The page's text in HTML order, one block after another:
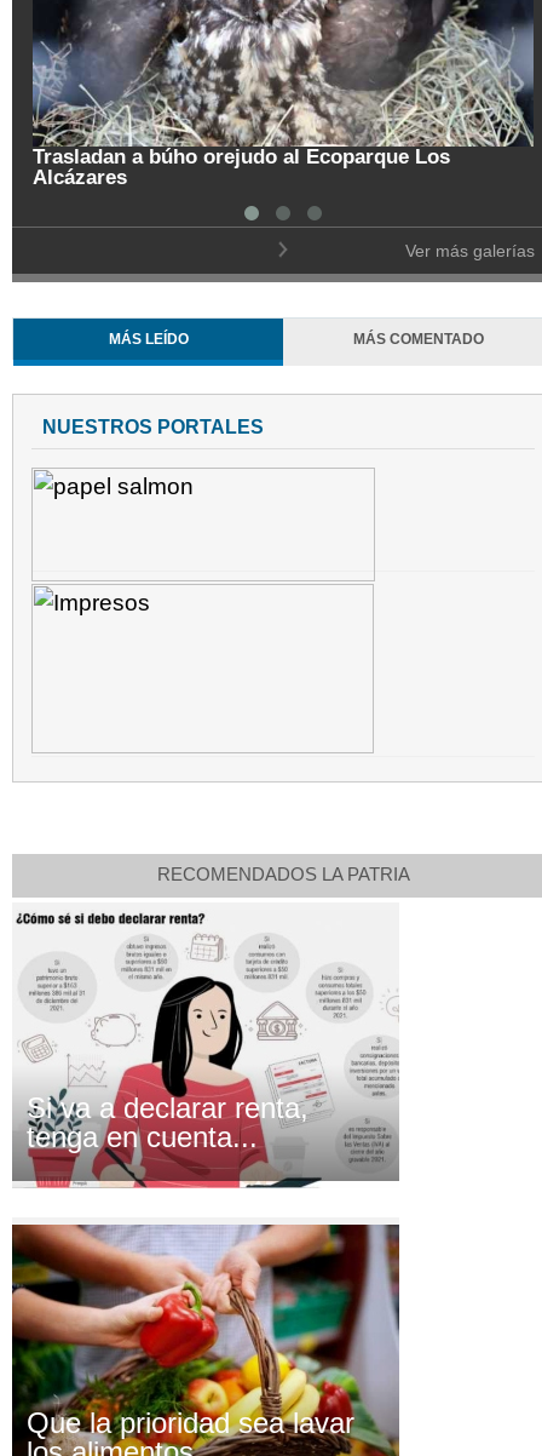
Trasladan a búho orejudo al Ecoparque Los
Alcázares
Ver más galerías
MÁS LEÍDO MÁS COMENTADO
NUESTROS PORTALES
RECOMENDADOS LA PATRIA
Si va a declarar renta,
tenga en cuenta...
Que la prioridad sea lavar